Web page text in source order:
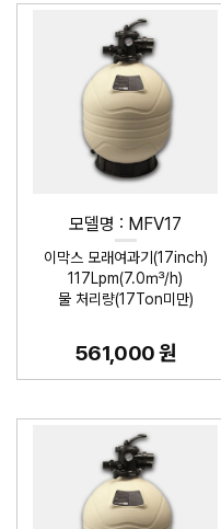
모델명 : MFV17
이막스 모래여과기(17inch)
117Lpm(7.0㎥/h)
물 처리량(17Ton미만)
561,000 원